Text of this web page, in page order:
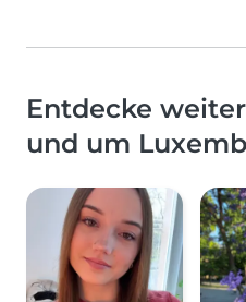
Entdecke
und um